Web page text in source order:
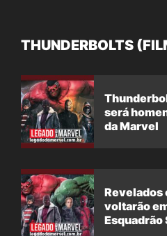
THUNDERBOLTS
será
da Marvel
Revelados
voltarão
Esquadrão